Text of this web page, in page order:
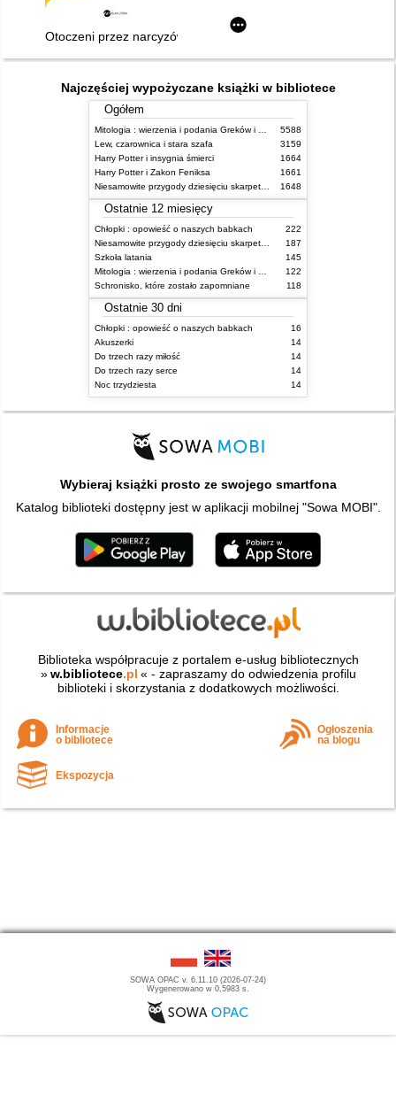
Otoczeni przez narcyzów : jak obchodzić się z tymi, którzy nie
Najczęściej wypożyczane książki w bibliotece
Ogółem
5588
Lew, czarownica i stara szafa
3159
Harry Potter i insygnia śmierci
1664
Harry Potter i Zakon Feniksa
1661
1648
Ostatnie 12 miesięcy
Chłopki : opowieść o naszych babkach
222
187
Szkoła latania
145
122
Schronisko, które zostało zapomniane
118
Ostatnie 30 dni
Chłopki : opowieść o naszych babkach
16
Akuszerki
14
Do trzech razy miłość
14
Do trzech razy serce
14
Noc trzydziesta
14
Wybieraj książki prosto ze swojego smartfona
Katalog biblioteki dostępny jest w aplikacji mobilnej "Sowa MOBI".
Biblioteka współpracuje z portalem e-usług bibliotecznych
» w.bibliotece.pl « - zapraszamy do odwiedzenia profilu
biblioteki i skorzystania z dodatkowych możliwości.
Informacje
o bibliotece
Ogłoszenia
na blogu
Ekspozycja
SOWA OPAC v. 6.11.10 (2026-07-24)
Wygenerowano w 0,5983 s.